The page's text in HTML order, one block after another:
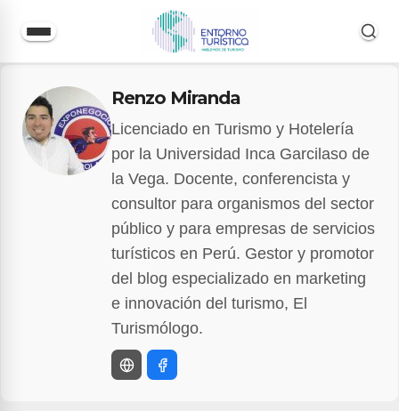
contenido
Renzo Miranda
Licenciado en Turismo y Hotelería
por la Universidad Inca Garcilaso de
la Vega. Docente, conferencista y
consultor para organismos del sector
público y para empresas de servicios
turísticos en Perú. Gestor y promotor
del blog especializado en marketing
e innovación del turismo, El
Turismólogo.